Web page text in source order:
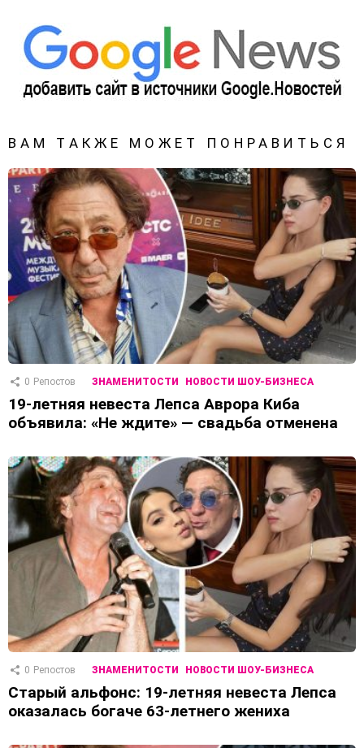
ВАМ ТАКЖЕ МОЖЕТ ПОНРАВИТЬСЯ
0 Репостов ЗНАМЕНИТОСТИ НОВОСТИ ШОУ-БИЗНЕСА
19-летняя невеста Лепса Аврора Киба
объявила: «Не ждите» — свадьба отменена
0 Репостов ЗНАМЕНИТОСТИ НОВОСТИ ШОУ-БИЗНЕСА
Старый альфонс: 19-летняя невеста Лепса
оказалась богаче 63-летнего жениха